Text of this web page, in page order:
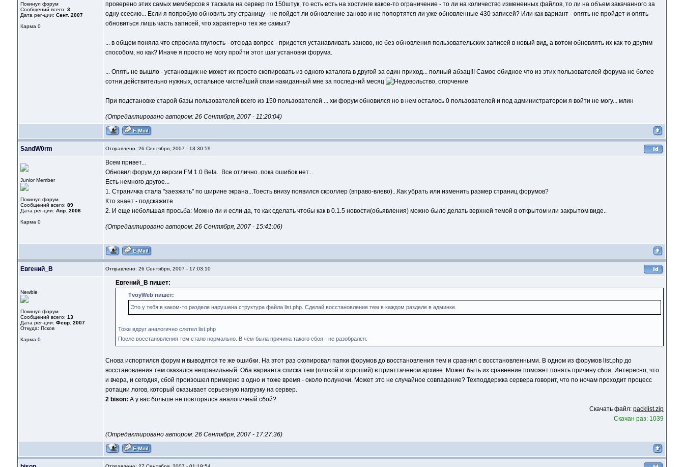
Покинул форум
Сообщений всего: 3
Дата рег-ции: Сент. 2007
Карма 0
проверено этих самых мемберсов я таскала на сервер по 150штук, то есть есть на хостинге какое-то ограничение - то ли на количество измененных файлов, то ли на объем закачанного за
одну ссесию... Если я попробую обновить эту страницу - не пойдет ли обновление заново и не попортятся ли уже обновленные 430 записей? Или как вариант - опять не пройдет и опять
обновиться лишь часть записей, что характерно тех же самых?
... в общем поняла что спросила глупость - отсюда вопрос - придется устанавливать заново, но без обновления пользовательских записей в новый вид, а вотом обновлять их как-то другим
способом, но как? Иначе я просто не могу пройти этот шаг установки форума.
... Опять не вышло - установщик не может их просто скопировать из одного каталога в другой за один приход... полный абзац!!! Самое обидное что из этих пользователей форума не более
сотни действительно нужных, остальное чистейший спам накиданный мне за последний месяц
При подстановке старой базы пользователей всего из 150 пользователей ... хм форум обновился но в нем осталось 0 пользователей и под администратором я войти не могу... млин
(Отредактировано автором: 26 Сентября, 2007 - 11:20:04)
SandW0rm Отправлено: 26 Сентября, 2007 - 13:30:59
Junior Member
Покинул форум
Сообщений всего: 89
Дата рег-ции: Апр. 2006
Карма 0
Всем привет...
Обновил форум до версии FM 1.0 Beta.. Все отлично..пока ошибок нет...
Есть немного другое...
1. Страничка стала "заезжать" по ширине экрана...Тоесть внизу появился скроллер (вправо-влево)...Как убрать или изменить размер страниц форумов?
Кто знает - подскажите
2. И еще небольшая просьба: Можно ли и если да, то как сделать чтобы как в 0.1.5 новости(обьявления) можно было делать верхней темой в открытом или закрытом виде..
(Отредактировано автором: 26 Сентября, 2007 - 15:41:06)
Евгений_В Отправлено: 26 Сентября, 2007 - 17:03:10
Newbie
Покинул форум
Сообщений всего: 13
Дата рег-ции: Февр. 2007
Откуда: Псков
Карма 0
Евгений_В пишет:
TvoyWeb пишет:
Это у тебя в каком-то разделе нарушена структура файла list.php. Сделай восстановление тем в каждом разделе в админке.
Тоже вдруг аналогично слетел list.php
После восстановления тем стало нормально. В чём была причина такого сбоя - не разобрался.
Снова испортился форум и выводятся те же ошибки. На этот раз скопировал папки форумов до восстановления тем и сравнил с восстановленными. В одном из форумов list.php до
восстановления тем оказался неправильный. Оба варианта списка тем (плохой и хороший) в приаттаченом архиве. Может быть их сравнение поможет понять причину сбоя. Интересно, что
и вчера, и сегодня, сбой произошел примерно в одно и тоже время - около полуночи. Может это не случайное совпадение? Техподдержка сервера говорит, что по ночам проходит процесс
ротации логов, который оказывает серьезную нагрузку на сервер.
2 bison: А у вас больше не повторялся аналогичный сбой?
Скачать файл: packlist.zip
Скачан раз: 1039
(Отредактировано автором: 26 Сентября, 2007 - 17:27:36)